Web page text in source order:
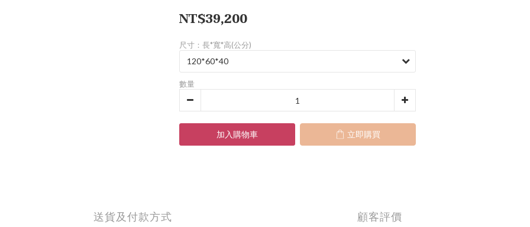
NT$39,200
尺寸：長*寬*高(公分)
數量
加入購物車 立即購買
送貨及付款方式 顧客評價